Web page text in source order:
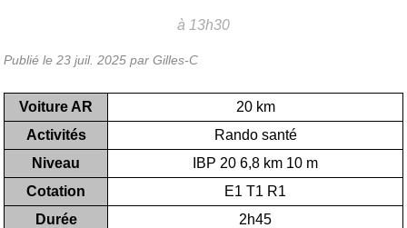
à 13h30
Publié le 23 juil. 2025 par Gilles-C
Voiture AR
20 km
Activités
Rando santé
Niveau
IBP 20 6,8 km 10 m
Cotation
E1 T1 R1
Durée
2h45